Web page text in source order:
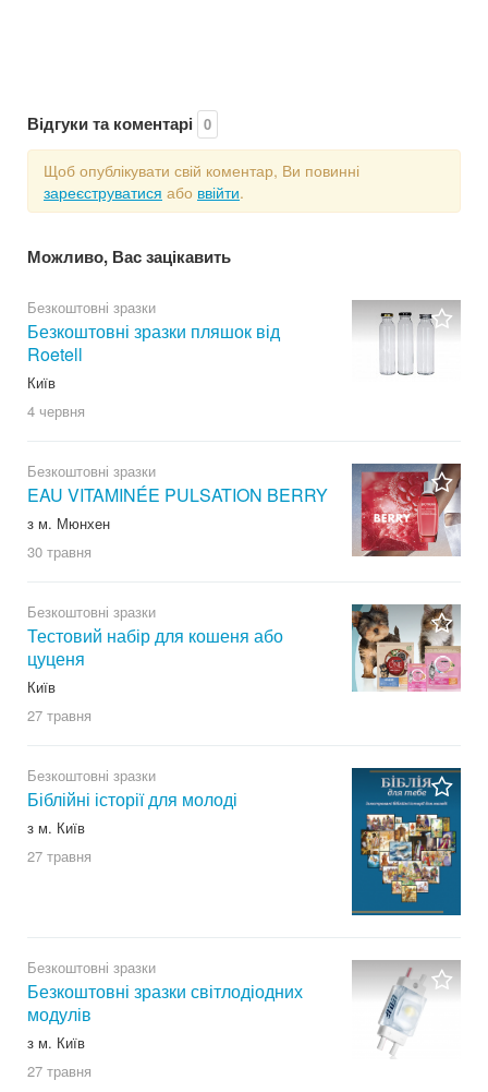
Відгуки та коментарі 0
Щоб опублікувати свій коментар, Ви повинні
зареєструватися або ввійти.
Можливо, Вас зацікавить
Безкоштовні зразки
Безкоштовні зразки пляшок від
Roetell
Київ
4 червня
Безкоштовні зразки
EAU VITAMINÉE PULSATION BERRY
з м. Мюнхен
30 травня
Безкоштовні зразки
Тестовий набір для кошеня або
цуценя
Київ
27 травня
Безкоштовні зразки
Біблійні історії для молоді
з м. Київ
27 травня
Безкоштовні зразки
Безкоштовні зразки світлодіодних
модулів
з м. Київ
27 травня